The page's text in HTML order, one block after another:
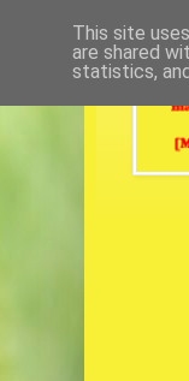
This site
are shared
statistics,